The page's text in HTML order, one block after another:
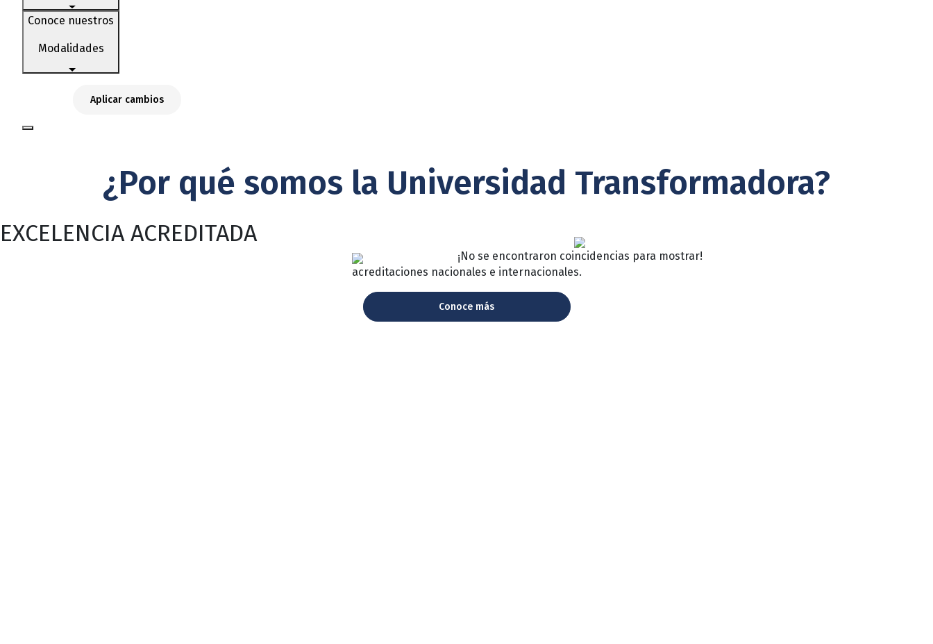
Conoce nuestros
Modalidades
Aplicar cambios
¡No se encontraron coincidencias para mostrar!
¿Por qué somos la Universidad Transformadora?
EXCELENCIA ACREDITADA
acreditaciones nacionales e internacionales.
Conoce más